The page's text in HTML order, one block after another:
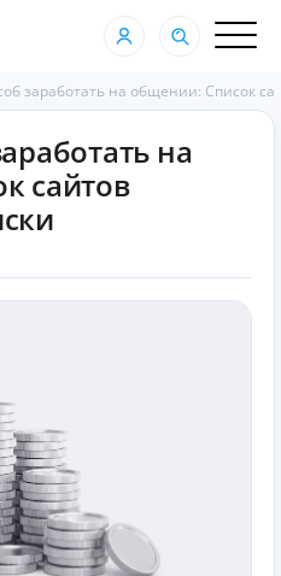
заработать на общении: Список
на
сайтов